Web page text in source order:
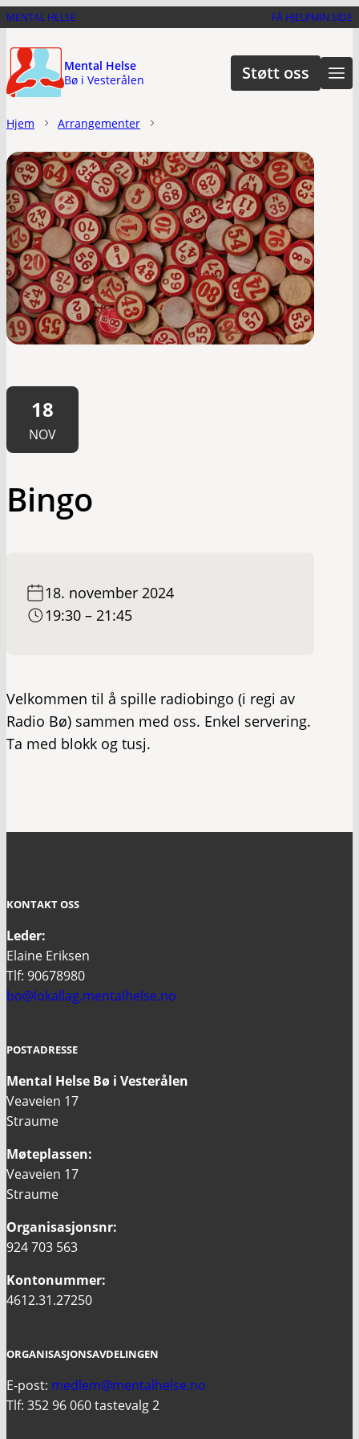
Hopp
hovedinnhold
MENTAL HELSE FÅ HJELPMIN SIDE
Mental Helse
Bø i Vesterålen
Støtt oss
Hjem Arrangementer
18
NOV
Bingo
18. november 2024
19:30 – 21:45
Velkommen til å spille radiobingo (i regi av
Radio Bø) sammen med oss. Enkel servering.
Ta med blokk og tusj.
KONTAKT OSS
Leder:
Elaine Eriksen
Tlf: 90678980
bo@lokallag.mentalhelse.no
POSTADRESSE
Mental Helse Bø i Vesterålen
Veaveien 17
Straume
Møteplassen:
Veaveien 17
Straume
Organisasjonsnr:
924 703 563
Kontonummer:
4612.31.27250
ORGANISASJONSAVDELINGEN
E-post: medlem@mentalhelse.no
Tlf: 352 96 060 tastevalg 2